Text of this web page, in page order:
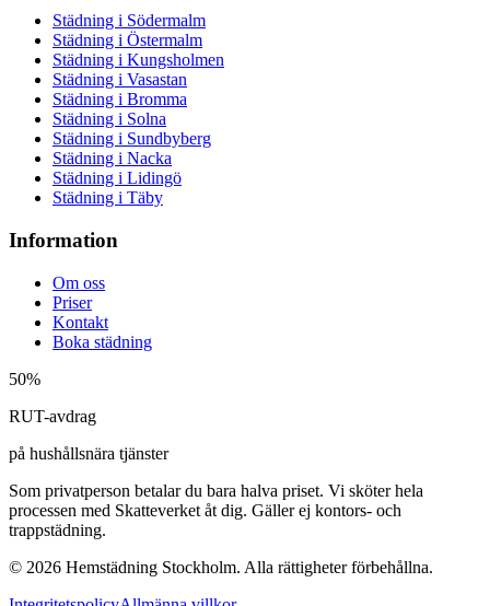
Städning i Södermalm
Städning i Östermalm
Städning i Kungsholmen
Städning i Vasastan
Städning i Bromma
Städning i Solna
Städning i Sundbyberg
Städning i Nacka
Städning i Lidingö
Städning i Täby
Information
Om oss
Priser
Kontakt
Boka städning
50%
RUT-avdrag
på hushållsnära tjänster
Som privatperson betalar du bara halva priset. Vi sköter hela
processen med Skatteverket åt dig. Gäller ej kontors- och
trappstädning.
© 2026 Hemstädning Stockholm. Alla rättigheter förbehållna.